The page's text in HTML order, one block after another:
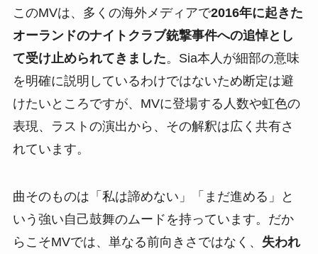
このMVは、多くの海外メディアで2016年に起きた
オーランドのナイトクラブ銃撃事件への追悼とし
て受け止められてきました。Sia本人が細部の意味
を明確に説明しているわけではないため断定は避
けたいところですが、MVに登場する人数や虹色の
表現、ラストの演出から、その解釈は広く共有さ
れています。
曲そのものは「私は諦めない」「まだ進める」と
いう強い自己鼓舞のムードを持っています。だか
らこそMVでは、単なる前向きさではなく、 失われ